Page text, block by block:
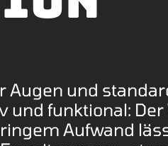
Augen und
und funktional:
Aufwand